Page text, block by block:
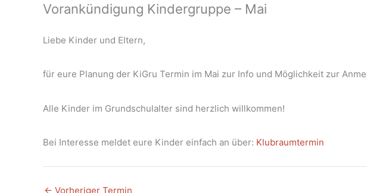
Vorankündigung Kindergruppe – Mai
Liebe Kinder und Eltern,
für eure Planung der KiGru Termin im Mai zur Info und Möglichkeit zur
Alle Kinder im Grundschulalter sind herzlich willkommen!
Bei Interesse meldet eure Kinder einfach an über: Klubraumtermin
← Vorheriger Termin